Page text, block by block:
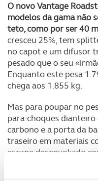
O novo Vantage
modelos da gama não
teto, como por ser 40
cresceu 25%, tem
no capot e um difusor
pesado que o seu
Enquanto este pesa
chega aos 1.855 kg.
Mas para poupar no
para-choques
carbono e a porta da
traseiro em materiais
escape desenvolvido
também permitiu
travagem em carbono